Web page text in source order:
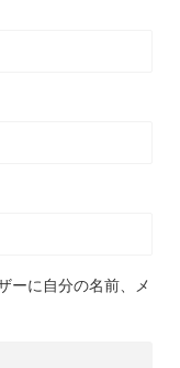
ーに自分の名前、メ